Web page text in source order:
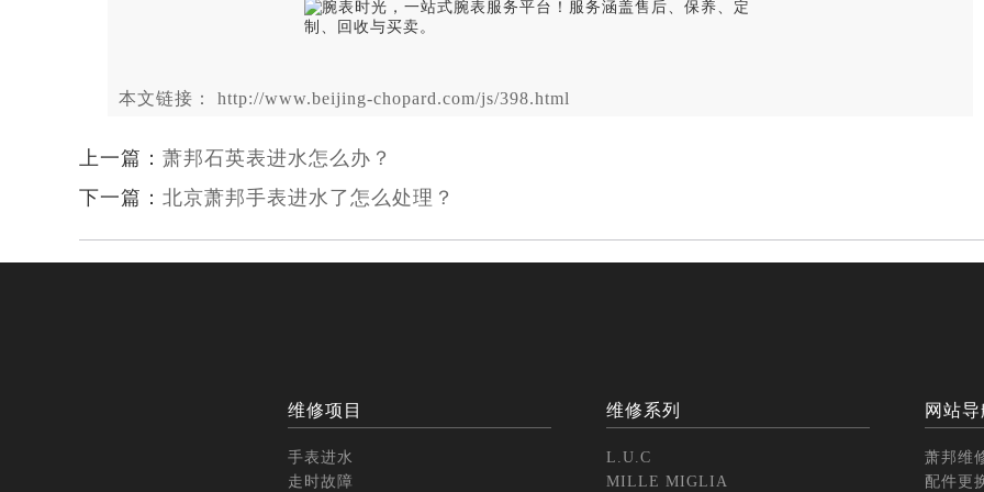
本文链接： http://www.beijing-chopard.com/js/398.html
上一篇： 萧邦石英表进水怎么办？
下一篇： 北京萧邦手表进水了怎么处理？
维修项目
手表进水
走时故障
维修系列
L.U.C
MILLE MIGLIA
网站导
萧邦维
配件更